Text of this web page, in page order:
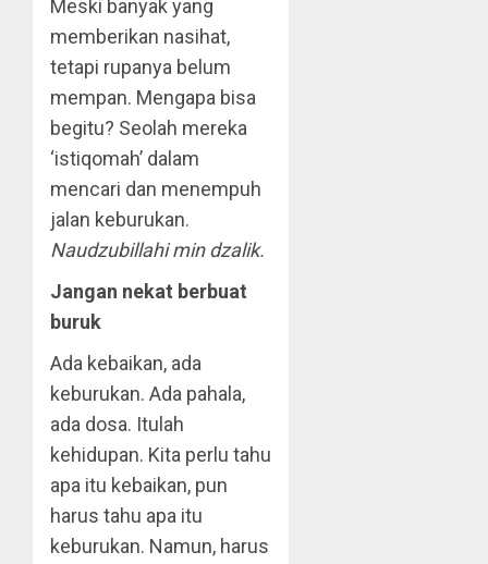
Meski banyak yang
memberikan nasihat,
tetapi rupanya belum
mempan. Mengapa bisa
begitu? Seolah mereka
‘istiqomah’ dalam
mencari dan menempuh
jalan keburukan.
Naudzubillahi min dzalik.
Jangan nekat berbuat
buruk
Ada kebaikan, ada
keburukan. Ada pahala,
ada dosa. Itulah
kehidupan. Kita perlu tahu
apa itu kebaikan, pun
harus tahu apa itu
keburukan. Namun, harus